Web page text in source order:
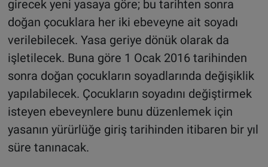
girecek yeni yasaya göre; bu tarihten sonra
doğan çocuklara her iki ebeveyne ait soyadı
verilebilecek. Yasa geriye dönük olarak da
işletilecek. Buna göre 1 Ocak 2016 tarihinden
sonra doğan çocukların soyadlarında değişiklik
yapılabilecek. Çocukların soyadını değiştirmek
isteyen ebeveynlere bunu düzenlemek için
yasanın yürürlüğe giriş tarihinden itibaren bir yıl
süre tanınacak.